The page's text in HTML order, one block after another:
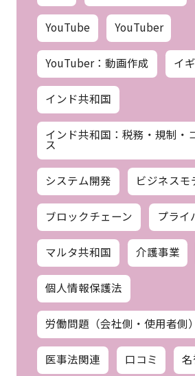
YouTube YouTuber
YouTuber：動画作成 イ
インド共和国
インド共和国：税務・規制・
ス
システム開発 ビジネス
ブロックチェーン プライ
マルタ共和国 介護事業
個人情報保護法
労働問題（会社側・使用者側）
医事法関連 口コミ